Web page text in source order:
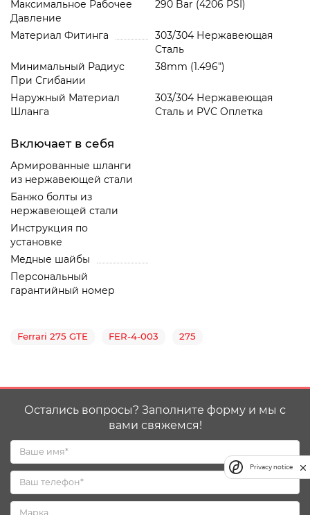
Максимальное Рабочее
Давление
290 Bar (4206 PSI)
Материал Фитинга
303/304 Нержавеющая
Сталь
Минимальный Радиус
При Сгибании
38mm (1.496")
Наружный Материал
Шланга
303/304 Нержавеющая
Сталь и PVC Oплетка
Включает в себя
Армированные шланги
из нержавеющей стали
Банжо болты из
нержавеющей стали
Инструкция по
установке
Медные шайбы
Персональный
гарантийный номер
Ferrari 275 GTE FER-4-003 275
Остались вопросы? Заполните форму и мы с
вами свяжемся!
Privacy notice